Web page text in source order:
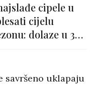
cipele u
cijelu
dolaze u 3
savršeno uklapaju